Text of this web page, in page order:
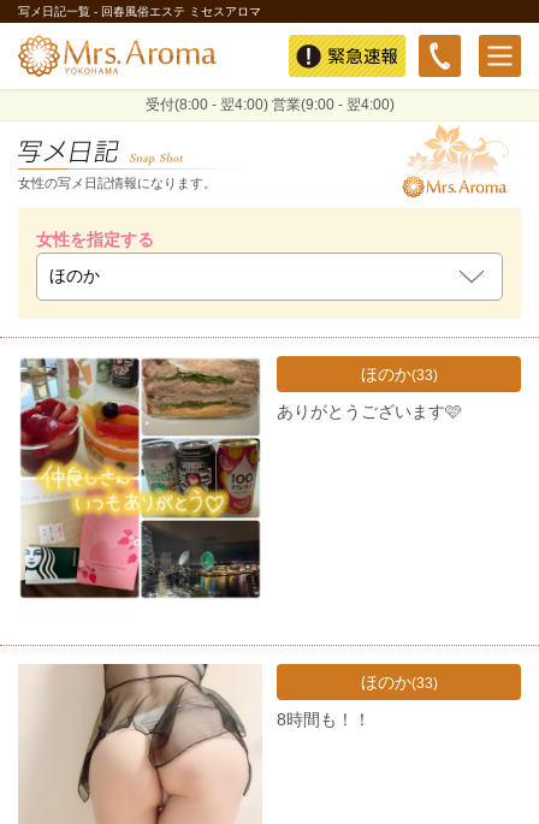
写メ日記一覧 - 回春風俗エステ ミセスアロマ
緊急速報
受付(8:00 - 翌4:00) 営業(9:00 - 翌4:00)
女性の写メ日記情報になります。
女性を指定する
ほのか(33)
ありがとうございます🩷
ほのか(33)
8時間も！！